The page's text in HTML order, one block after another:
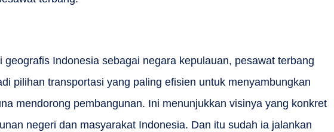
geografis Indonesia sebagai negara kepulauan, pesawat terbang
pilihan transportasi yang paling efisien untuk menyambungkan
mendorong pembangunan. Ini menunjukkan visinya yang konkret
negeri dan masyarakat Indonesia. Dan itu sudah ia jalankan